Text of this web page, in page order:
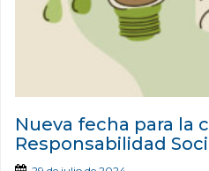
Nueva fecha para la
Responsabilidad